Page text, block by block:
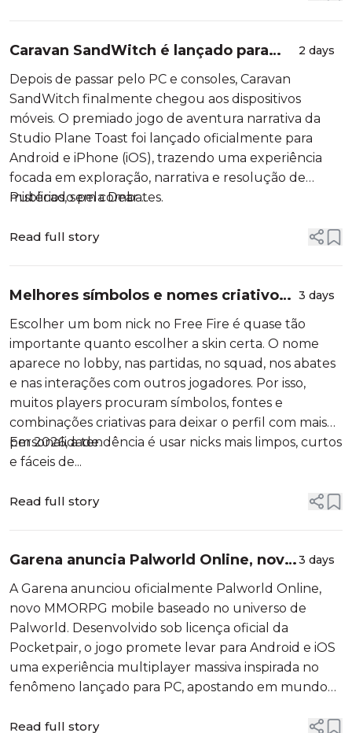
Caravan SandWitch é lançado para
Android e iPhone com aventura
narrativa e exploração sem combates
2 days
Depois de passar pelo PC e consoles, Caravan
SandWitch finalmente chegou aos dispositivos
móveis. O premiado jogo de aventura narrativa da
Studio Plane Toast foi lançado oficialmente para
Android e iPhone (iOS), trazendo uma experiência
focada em exploração, narrativa e resolução de
mistérios, sem combates.
Publicado pela Dear ...
Read full story
Melhores símbolos e nomes criativos
para Free Fire em 2026
3 days
Escolher um bom nick no Free Fire é quase tão
importante quanto escolher a skin certa. O nome
aparece no lobby, nas partidas, no squad, nos abates
e nas interações com outros jogadores. Por isso,
muitos players procuram símbolos, fontes e
combinações criativas para deixar o perfil com mais
personalidade.
Em 2026, a tendência é usar nicks mais limpos, curtos
e fáceis de...
Read full story
Garena anuncia Palworld Online, novo
MMORPG mobile baseado em
Palworld para Android e iPhone
3 days
A Garena anunciou oficialmente Palworld Online,
novo MMORPG mobile baseado no universo de
Palworld. Desenvolvido sob licença oficial da
Pocketpair, o jogo promete levar para Android e iOS
uma experiência multiplayer massiva inspirada no
fenômeno lançado para PC, apostando em mundo
sobrevivên...
Read full story